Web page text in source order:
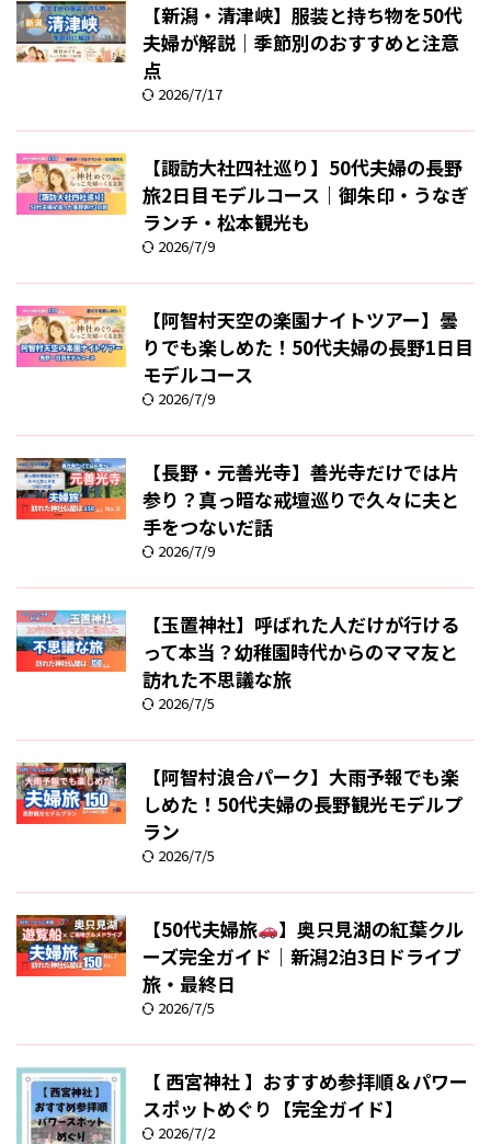
【新潟・清津峡】服装と持ち物を50代
夫婦が解説｜季節別のおすすめと注意
点
2026/7/17
【諏訪大社四社巡り】50代夫婦の長野
旅2日目モデルコース｜御朱印・うなぎ
ランチ・松本観光も
2026/7/9
【阿智村天空の楽園ナイトツアー】曇
りでも楽しめた！50代夫婦の長野1日目
モデルコース
2026/7/9
【長野・元善光寺】善光寺だけでは片
参り？真っ暗な戒壇巡りで久々に夫と
手をつないだ話
2026/7/9
【玉置神社】呼ばれた人だけが行ける
って本当？幼稚園時代からのママ友と
訪れた不思議な旅
2026/7/5
【阿智村浪合パーク】大雨予報でも楽
しめた！50代夫婦の長野観光モデルプ
ラン
2026/7/5
【50代夫婦旅
】奥只見湖の紅葉クル
ーズ完全ガイド｜新潟2泊3日ドライブ
旅・最終日
2026/7/5
【 西宮神社 】おすすめ参拝順＆パワー
スポットめぐり【完全ガイド】
2026/7/2